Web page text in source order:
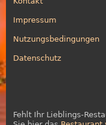
Impressum
Nutzungsbedingungen
Datenschutz
Fehlt Ihr Lieblings-